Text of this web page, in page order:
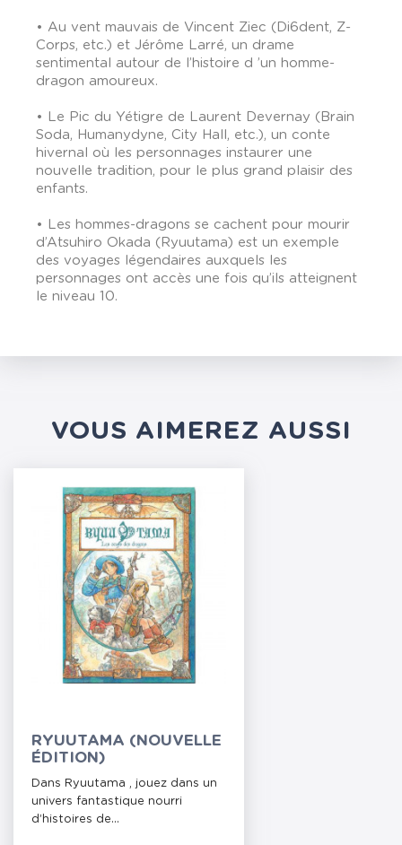
• Au vent mauvais de Vincent Ziec (Di6dent, Z-
Corps, etc.) et Jérôme Larré, un drame
sentimental autour de l’histoire d ’un homme-
dragon amoureux.
• Le Pic du Yétigre de Laurent Devernay (Brain
Soda, Humanydyne, City Hall, etc.), un conte
hivernal où les personnages instaurer une
nouvelle tradition, pour le plus grand plaisir des
enfants.
• Les hommes-dragons se cachent pour mourir
d’Atsuhiro Okada (Ryuutama) est un exemple
des voyages légendaires auxquels les
personnages ont accès une fois qu’ils atteignent
le niveau 10.
VOUS AIMEREZ AUSSI
RYUUTAMA (NOUVELLE
ÉDITION)
Dans Ryuutama , jouez dans un
univers fantastique nourri
d’histoires de...